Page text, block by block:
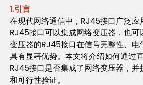
1.引言
在现代网络通信中，RJ45接口广泛应
RJ45接口可以集成网络变压器，也
变压器的RJ45接口在信号完整性、
具有显著优势。本文将介绍如何通过
RJ45接口是否集成了网络变压器，
和可行性验证。